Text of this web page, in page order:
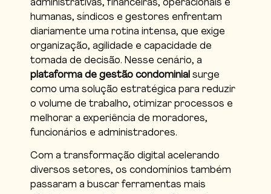
administrativas, financeiras, operacionais e
humanas, síndicos e gestores enfrentam
diariamente uma rotina intensa, que exige
organização, agilidade e capacidade de
tomada de decisão. Nesse cenário, a
plataforma de gestão condominial surge
como uma solução estratégica para reduzir
o volume de trabalho, otimizar processos e
melhorar a experiência de moradores,
funcionários e administradores.
Com a transformação digital acelerando
diversos setores, os condomínios também
passaram a buscar ferramentas mais